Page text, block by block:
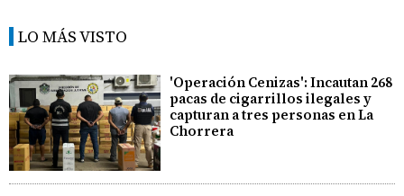
LO MÁS VISTO
'Operación Cenizas': Incautan 268
pacas de cigarrillos ilegales y
capturan a tres personas en La
Chorrera